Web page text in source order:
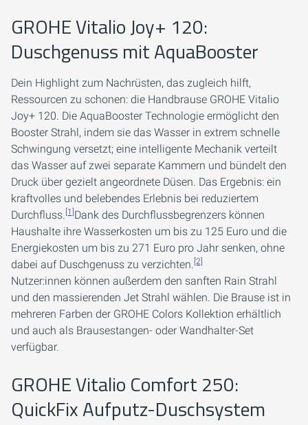
GROHE Vitalio Joy+ 120:
Duschgenuss mit AquaBooster
Dein Highlight zum Nachrüsten, das zugleich hilft,
Ressourcen zu schonen: die Handbrause GROHE Vitalio
Joy+ 120. Die AquaBooster Technologie ermöglicht den
Booster Strahl, indem sie das Wasser in extrem schnelle
Schwingung versetzt; eine intelligente Mechanik verteilt
das Wasser auf zwei separate Kammern und bündelt den
Druck über gezielt angeordnete Düsen. Das Ergebnis: ein
kraftvolles und belebendes Erlebnis bei reduziertem
Durchfluss. [1] Dank des Durchflussbegrenzers können
Haushalte ihre Wasserkosten um bis zu 125 Euro und die
Energiekosten um bis zu 271 Euro pro Jahr senken, ohne
dabei auf Duschgenuss zu verzichten. [2]
Nutzer:innen können außerdem den sanften Rain Strahl
und den massierenden Jet Strahl wählen. Die Brause ist in
mehreren Farben der GROHE Colors Kollektion erhältlich
und auch als Brausestangen- oder Wandhalter-Set
verfügbar.
GROHE Vitalio Comfort 250:
QuickFix Aufputz-Duschsystem